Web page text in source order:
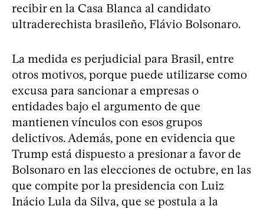
recibir en la Casa Blanca al candidato
ultraderechista brasileño, Flávio Bolsonaro.
La medida es perjudicial para Brasil, entre
otros motivos, porque puede utilizarse como
excusa para sancionar a empresas o
entidades bajo el argumento de que
mantienen vínculos con esos grupos
delictivos. Además, pone en evidencia que
Trump está dispuesto a presionar a favor de
Bolsonaro en las elecciones de octubre, en las
que compite por la presidencia con Luiz
Inácio Lula da Silva, que se postula a la